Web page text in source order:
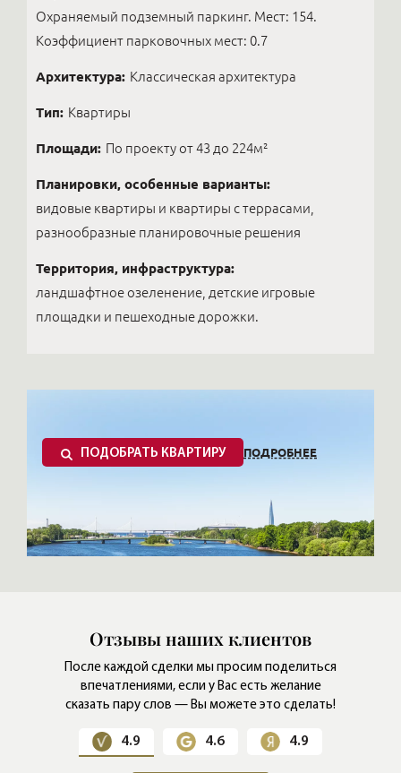
Охраняемый подземный паркинг. Мест: 154.
Коэффициент парковочных мест: 0.7
Архитектура: Классическая архитектура
Тип: Квартиры
Площади: По проекту от 43 до 224м²
Планировки, особенные варианты:
видовые квартиры и квартиры с террасами,
разнообразные планировочные решения
Территория, инфраструктура:
ландшафтное озеленение, детские игровые
площадки и пешеходные дорожки.
ПОДОБРАТЬ КВАРТИРУ ПОДРОБНЕЕ
Отзывы наших клиентов
После каждой сделки мы просим поделиться
впечатлениями,если у Вас есть желание
сказать пару слов — Вы можете это сделать!
4.9 4.6 4.9